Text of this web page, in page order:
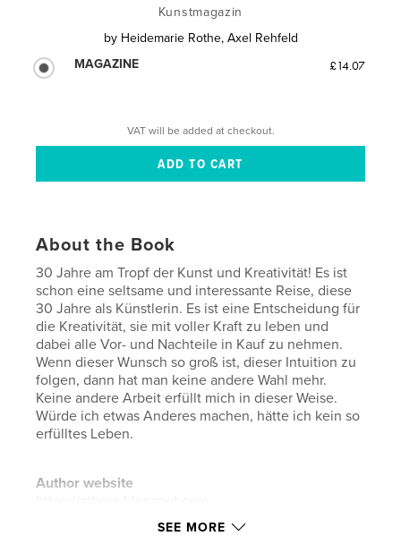
Kunstmagazin
by Heidemarie Rothe, Axel Rehfeld
MAGAZINE
£14.07
VAT will be added at checkout.
About the Book
30 Jahre am Tropf der Kunst und Kreativität! Es ist
schon eine seltsame und interessante Reise, diese
30 Jahre als Künstlerin. Es ist eine Entscheidung für
die Kreativität, sie mit voller Kraft zu leben und
dabei alle Vor- und Nachteile in Kauf zu nehmen.
Wenn dieser Wunsch so groß ist, dieser Intuition zu
folgen, dann hat man keine andere Wahl mehr.
Keine andere Arbeit erfüllt mich in dieser Weise.
Würde ich etwas Anderes machen, hätte ich kein so
erfülltes Leben.
Author website
SEE MORE